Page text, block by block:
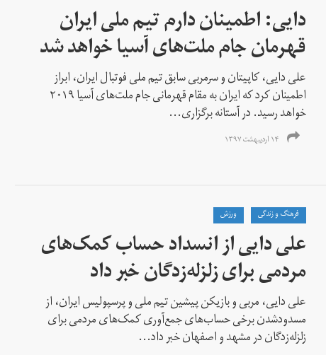
دایی: اطمینان دارم تیم ملی ایران
قهرمان جام ملت‌های آسیا خواهد شد
علی دایی، کاپیتان و سرمربی سابق تیم ملی فوتبال ایران، ابراز
اطمینان کرد که ایران به مقام قهرمانی جام ملت‌های آسیا ۲۰۱۹
خواهد رسید. در آستانه برگزاری...
۱۴ اردیبهشت ۱۳۹۷
فرهنگ و زندگی ورزش
علی دایی از انسداد حساب کمک‌های
مردمی برای زلزله‌زدگان خبر داد
علی دایی، مربی و بازیکن پیشین تیم ملی و پرسپولیس ایران، از
مسدودشدن برخی حساب‌های جمع‌آوری کمک‌های مردمی برای
زلزله‌زدگان در مشهد و اصفهان خبر داد...